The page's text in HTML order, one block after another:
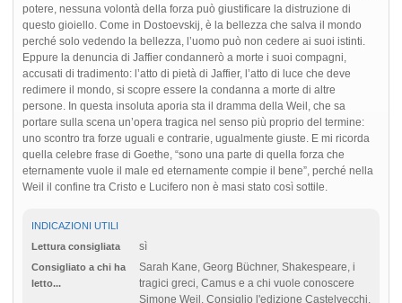
potere, nessuna volontà della forza può giustificare la distruzione di
questo gioiello. Come in Dostoevskij, è la bellezza che salva il mondo
perché solo vedendo la bellezza, l’uomo può non cedere ai suoi istinti.
Eppure la denuncia di Jaffier condannerò a morte i suoi compagni,
accusati di tradimento: l’atto di pietà di Jaffier, l’atto di luce che deve
redimere il mondo, si scopre essere la condanna a morte di altre
persone. In questa insoluta aporia sta il dramma della Weil, che sa
portare sulla scena un’opera tragica nel senso più proprio del termine:
uno scontro tra forze uguali e contrarie, ugualmente giuste. E mi ricorda
quella celebre frase di Goethe, “sono una parte di quella forza che
eternamente vuole il male ed eternamente compie il bene”, perché nella
Weil il confine tra Cristo e Lucifero non è masi stato così sottile.
INDICAZIONI UTILI
Lettura consigliata
sì
Consigliato a chi ha
letto...
Sarah Kane, Georg Büchner, Shakespeare, i
tragici greci, Camus e a chi vuole conoscere
Simone Weil. Consiglio l'edizione Castelvecchi,